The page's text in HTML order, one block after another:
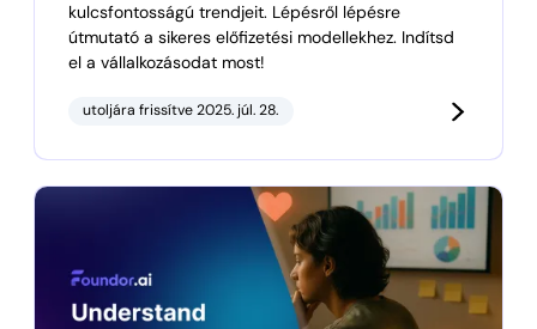
kulcsfontosságú trendjeit. Lépésről lépésre
útmutató a sikeres előfizetési modellekhez. Indítsd
el a vállalkozásodat most!
utoljára frissítve 2025. júl. 28.